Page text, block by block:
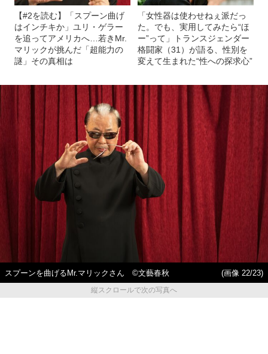
【#2を読む】「スプーン曲げ
はインチキか」ユリ・ゲラー
を追ってアメリカへ…若きMr.
マリックが挑んだ「超能力の
謎」その真相は
「女性器は使わせねぇ派だっ
た。でも、実用してみたら“ほ
ー”って」トランスジェンダー
格闘家（31）が語る、性別を
変えて生まれた“性への探求心”
スプーンを曲げるMr.マリックさん ©文藝春秋
(画像 22/23)
縦スクロールで次の写真へ